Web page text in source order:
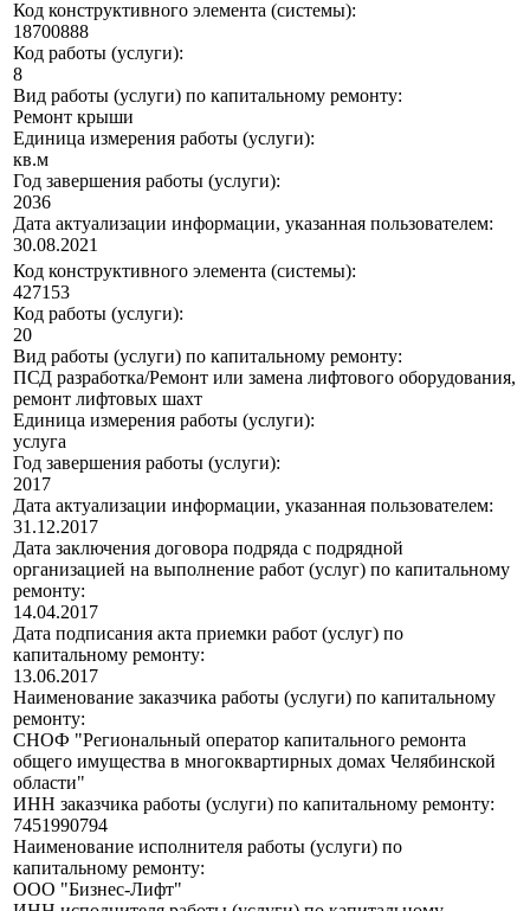
Код конструктивного элемента (системы):
18700888
Код работы (услуги):
8
Вид работы (услуги) по капитальному ремонту:
Ремонт крыши
Единица измерения работы (услуги):
кв.м
Год завершения работы (услуги):
2036
Дата актуализации информации, указанная пользователем:
30.08.2021
Код конструктивного элемента (системы):
427153
Код работы (услуги):
20
Вид работы (услуги) по капитальному ремонту:
ПСД разработка/Ремонт или замена лифтового оборудования,
ремонт лифтовых шахт
Единица измерения работы (услуги):
услуга
Год завершения работы (услуги):
2017
Дата актуализации информации, указанная пользователем:
31.12.2017
Дата заключения договора подряда с подрядной
организацией на выполнение работ (услуг) по капитальному
ремонту:
14.04.2017
Дата подписания акта приемки работ (услуг) по
капитальному ремонту:
13.06.2017
Наименование заказчика работы (услуги) по капитальному
ремонту:
СНОФ "Региональный оператор капитального ремонта
общего имущества в многоквартирных домах Челябинской
области"
ИНН заказчика работы (услуги) по капитальному ремонту:
7451990794
Наименование исполнителя работы (услуги) по
капитальному ремонту:
ООО "Бизнес-Лифт"